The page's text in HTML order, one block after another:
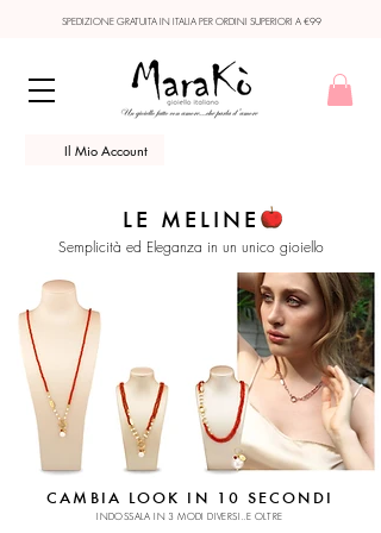
Il Mio Account
SPEDIZIONE GRATUITA IN ITALIA PER ORDINI SUPERIORI A €99
LE MELINE
Semplicità ed Eleganza in un unico gioiello
CAMBIA LOOK IN 10 SECONDI
INDOSSALA IN 3 MODI DIVERSI..E OLTRE